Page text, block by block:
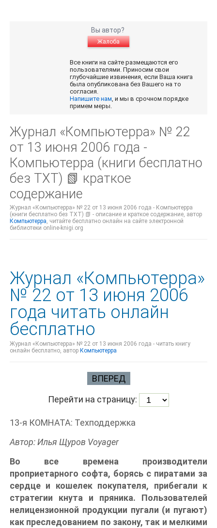
Вы автор?
Жалоба
Все книги на сайте размещаются его
пользователями. Приносим свои
глубочайшие извинения, если Ваша книга
была опубликована без Вашего на то
согласия.
Напишите нам, и мы в срочном порядке
примем меры.
Журнал «Компьютерра» № 22
от 13 июня 2006 года -
Компьютерра (книги бесплатно
без TXT) 📗 краткое
содержание
Журнал «Компьютерра» № 22 от 13 июня 2006 года - Компьютерра
(книги бесплатно без TXT) 📗 - описание и краткое содержание, автор
Компьютерра, читайте бесплатно онлайн на сайте электронной
библиотеки online-knigi.org
Журнал «Компьютерра»
№ 22 от 13 июня 2006
года читать онлайн
бесплатно
Журнал «Компьютерра» № 22 от 13 июня 2006 года - читать книгу
онлайн бесплатно, автор Компьютерра
ВПЕРЕД
Перейти на страницу:
13-я КОМНАТА: Техподдержка
Автор: Илья Щуров Voyager
Во все времена производители
проприетарного софта, борясь с пиратами за
сердце и кошелек покупателя, прибегали к
стратегии кнута и пряника. Пользователей
нелицензионной продукции пугали (и пугают)
как преследованием по закону, так и мелкими